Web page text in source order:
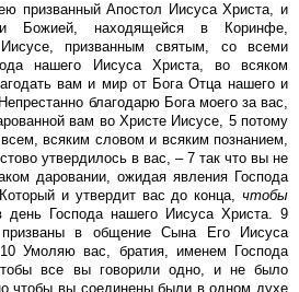
призванный Апостол Иисуса Христа, и
Божией, находящейся в Коринфе,
призванным святым, со всеми
нашего Иисуса Христа, во всяком
вам и мир от Бога Отца нашего и
благодарю Бога моего за вас,
вам во Христе Иисусе, 5 потому
всяким словом и всяким познанием,
утвердилось в вас, – 7 так что вы не
даровании, ожидая явления Господа
и утвердит вас до конца, чтобы
день Господа нашего Иисуса Христа. 9
в общение Сына Его Иисуса
Умоляю вас, братия, именем Господа
все вы говорили одно, и не было
чтобы вы соединены были в одном духе